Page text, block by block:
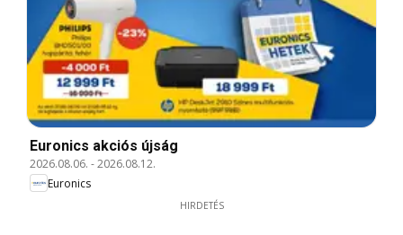
Euronics akciós újság
2026.08.06. -2026.08.12.
Euronics
HIRDETÉS